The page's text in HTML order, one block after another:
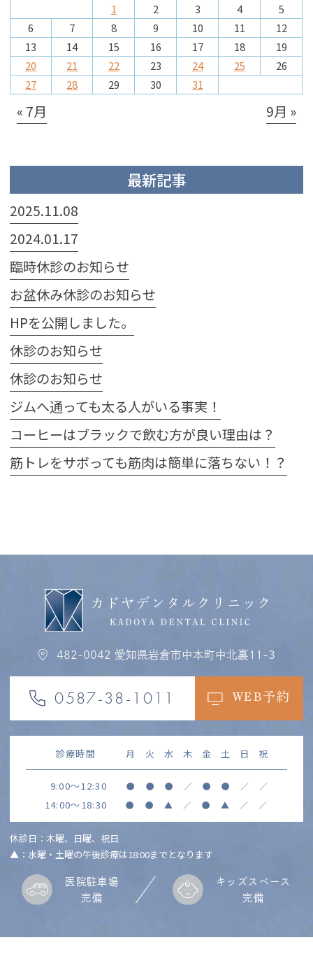
1 2 3 4
5
6
7 8 9 10 11
12
13
14 15 16 17 18
19
20
21 22 23 24 25
26
27
28 29 30 31
« 7月 9月 »
最新記事
2025.11.08
2024.01.17
臨時休診のお知らせ
お盆休み休診のお知らせ
HPを公開しました。
休診のお知らせ
休診のお知らせ
ジムへ通っても太る人がいる事実！
コーヒーはブラックで飲む方が良い理由は？
筋トレをサボっても筋肉は簡単に落ちない！？
482-0042 愛知県岩倉市中本町中北裏11-3
0587-38-1011 WEB予約
診療時間 月 火 水 木 金 土 日 祝
9:00～12:30 ● ● ● ／ ● ● ／ ／
14:00～18:30 ● ● ▲ ／ ● ▲ ／ ／
休診日：木曜、日曜、祝日
▲：水曜・土曜の午後診療は18:00までとなります
医院駐車場
完備
キッズスペース
完備